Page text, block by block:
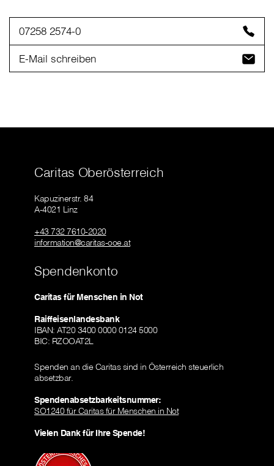
07258 2574-0
E-Mail schreiben
Caritas Oberösterreich
Kapuzinerstr. 84
A-4021 Linz
+43 732 7610-2020
information@caritas-ooe.at
Spendenkonto
Caritas für Menschen in Not
Raiffeisenlandesbank
IBAN: AT20 3400 0000 0124 5000
BIC: RZOOAT2L
Spenden an die Caritas sind in Österreich steuerlich
absetzbar.
Spendenabsetzbarkeitsnummer:
SO1240 für Caritas für Menschen in Not
Vielen Dank für Ihre Spende!